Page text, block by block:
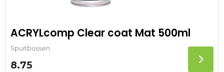
ACRYLcomp Clear coat Mat 500ml
Spuitbussen
8.75